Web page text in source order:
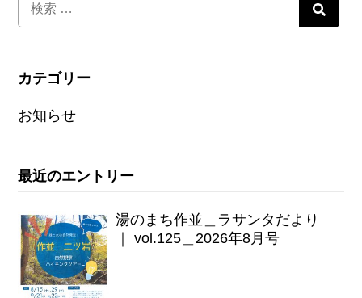
カテゴリー
お知らせ
最近のエントリー
湯のまち作並＿ラサンタだより
｜ vol.125＿2026年8月号